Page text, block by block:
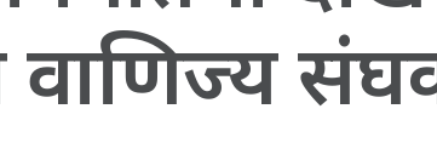
वाणिज्य